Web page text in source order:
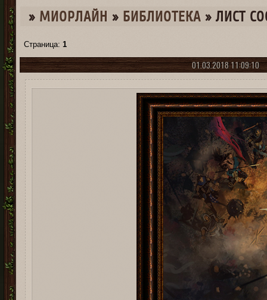
» МИОРЛАЙН » БИБЛИОТЕКА » ЛИСТ
Страница:1
01.03.2018 11:09:10